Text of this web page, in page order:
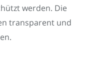
werden. Die
transparent und